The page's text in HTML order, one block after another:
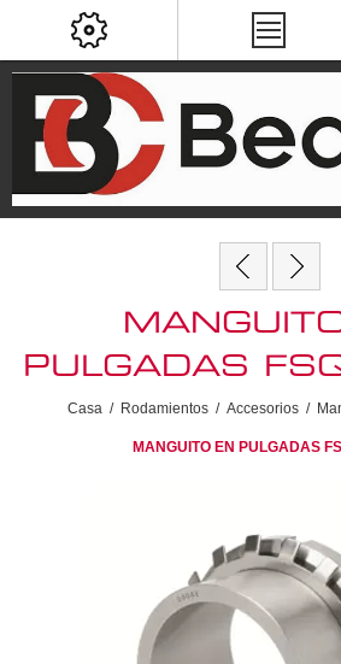
PULGADAS
Casa / Rodamientos / Accesorios /
MANGUITO EN PULGADAS